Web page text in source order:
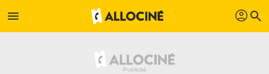
menu profil search